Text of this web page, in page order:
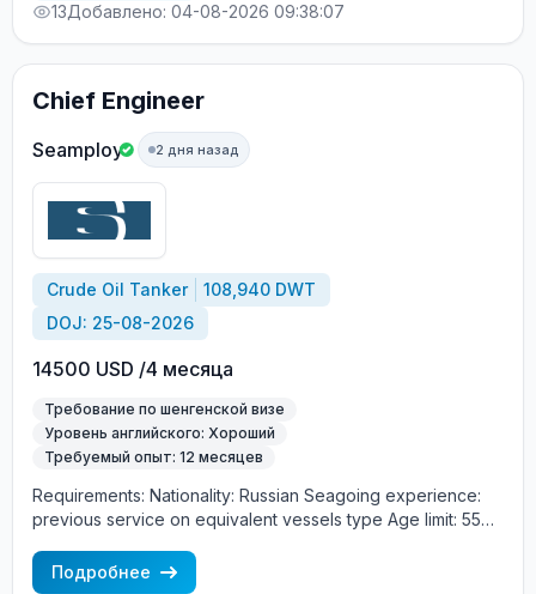
13Добавлено: 04-08-2026 09:38:07
Chief Engineer
Seamploy 2 дня назад
Crude Oil Tanker
108,940 DWT
DOJ: 25-08-2026
14500 USD /4 месяца
Требование по шенгенской визе
Уровень английского: Хороший
Требуемый опыт: 12 месяцев
Requirements: Nationality: Russian Seagoing experience:
previous service on equivalent vessels type Age limit: 55
Подробнее